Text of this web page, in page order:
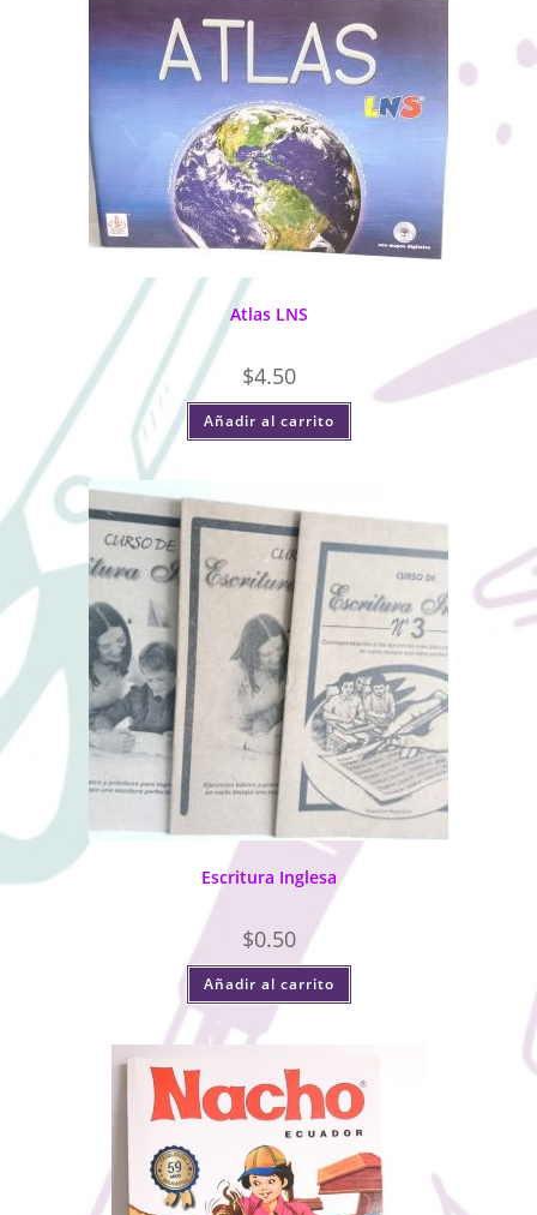
Atlas LNS
$4.50
Añadir al carrito
Escritura Inglesa
$0.50
Añadir al carrito